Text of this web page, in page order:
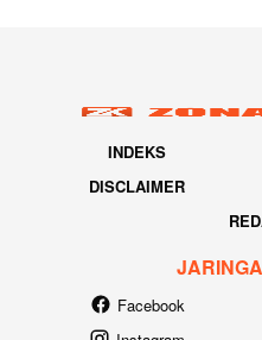
INDEKS
DISCLAIMER
Facebook